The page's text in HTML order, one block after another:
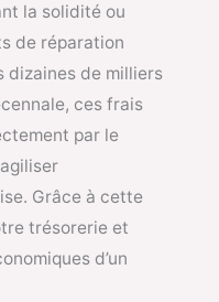
la solidité ou
de réparation
dizaines de milliers
ces frais
par le
Grâce à cette
trésorerie et
d’un